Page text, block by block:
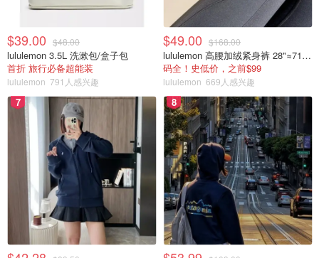
$39.00 $48.00
lululemon 3.5L 洗漱包/盒子包
首折 旅行必备超能装
lululemon 791人感兴趣
$49.00 $168.00
lululemon 高腰加绒紧身裤 28"≈71cm 5个口袋
码全！史低价，之前$99
lululemon 669人感兴趣
7 8